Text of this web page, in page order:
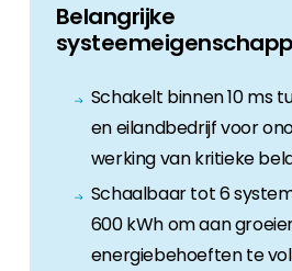
Belangrijke
Schakelt binnen 10 ms
en eilandbedrijf voor
werking van kritieke
Schaalbaar tot 6
600 kWh om aan
energiebehoeften te